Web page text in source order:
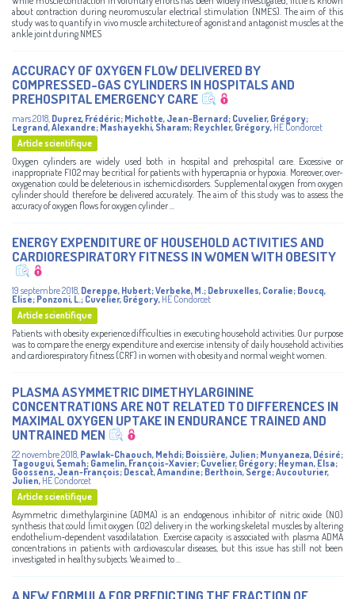
about contraction during neuromuscular electrical stimulation (NMES). The aim of this
study was to quantify in vivo muscle architecture of agonist and antagonist muscles at the
ankle joint during NMES
ACCURACY OF OXYGEN FLOW DELIVERED BY
COMPRESSED-GAS CYLINDERS IN HOSPITALS AND
PREHOSPITAL EMERGENCY CARE
mars 2018 Duprez, Frédéric; Michotte, Jean-Bernard; Cuvelier, Grégory;
Legrand, Alexandre; Mashayekhi, Sharam; Reychler, Grégory, HE Condorcet
Article scientifique
Oxygen cylinders are widely used both in hospital and prehospital care. Excessive or
inappropriate FIO2 may be critical for patients with hypercapnia or hypoxia. Moreover, over-
oxygenation could be deleterious in ischemic disorders. Supplemental oxygen from oxygen
cylinder should therefore be delivered accurately. The aim of this study was to assess the
accuracy of oxygen flows for oxygen cylinder ...
ENERGY EXPENDITURE OF HOUSEHOLD ACTIVITIES AND
CARDIORESPIRATORY FITNESS IN WOMEN WITH OBESITY
19 septembre 2018, Dereppe, Hubert;Verbeke, M.; Debruxelles, Coralie; Boucq,
Elise; Ponzoni, L.; Cuvelier, Grégory, HE Condorcet
Article scientifique
Patients with obesity experience difficulties in executing household activities. Our purpose
was to compare the energy expenditure and exercise intensity of daily household activities
and cardiorespiratory fitness (CRF) in women with obesity and normal weight women.
PLASMA ASYMMETRIC DIMETHYLARGININE
CONCENTRATIONS ARE NOT RELATED TO DIFFERENCES IN
MAXIMAL OXYGEN UPTAKE IN ENDURANCE TRAINED AND
UNTRAINED MEN
22 novembre 2018, Pawlak-Chaouch, Mehdi; Boissière, Julien; Munyaneza, Désiré;
Tagougui, Semah; Gamelin, François-Xavier; Cuvelier, Grégory; Heyman, Elsa;
Goossens, Jean-François; Descat, Amandine; Berthoin, Serge;Aucouturier,
Julien, HE Condorcet
Article scientifique
Asymmetric dimethylarginine (ADMA) is an endogenous inhibitor of nitric oxide (NO)
synthesis that could limit oxygen (O2) delivery in the working skeletal muscles by altering
endothelium‐dependent vasodilatation. Exercise capacity is associated with plasma ADMA
concentrations in patients with cardiovascular diseases, but this issue has still not been
investigated in healthy subjects. We aimed to ...